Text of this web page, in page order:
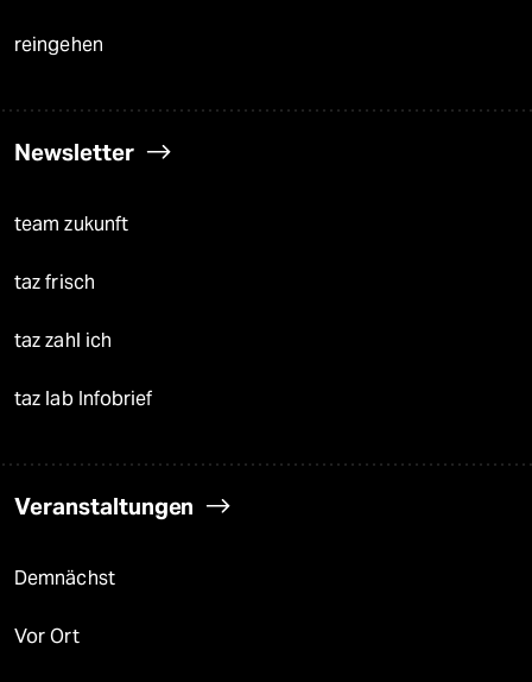
reingehen
Newsletter
team zukunft
taz frisch
taz zahl ich
taz lab Infobrief
Veranstaltungen
Demnächst
Vor Ort